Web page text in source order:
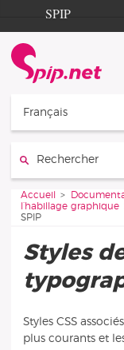
Aller au contenu
Aller à la navigation
SPIP
Documentation
Contribution
Français
Vous êtes ici :
Accueil
l’habillage graphique
SPIP
Styles
Styles CSS
plus courants et